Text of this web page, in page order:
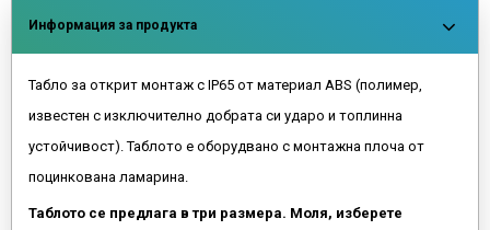
Информация за продукта
Табло за открит монтаж с IP65 от материал ABS (полимер,
известен с изключително добрата си ударо и топлинна
устойчивост). Таблото е оборудвано с монтажна плоча от
поцинкована ламарина.
Таблото се предлага в три размера. Моля, изберете